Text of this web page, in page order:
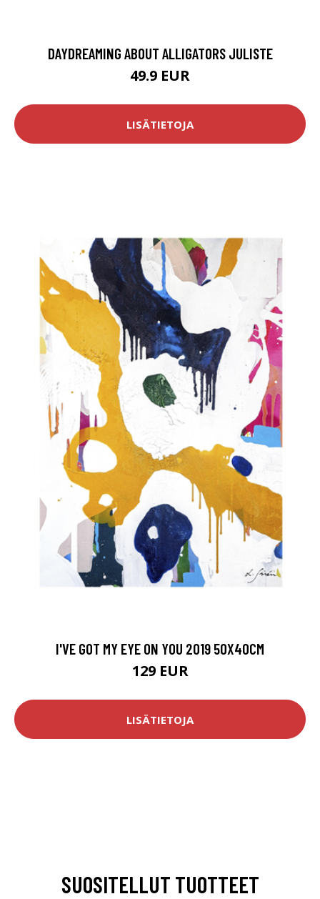
DAYDREAMING ABOUT ALLIGATORS JULISTE
49.9 EUR
LISÄTIETOJA
I'VE GOT MY EYE ON YOU 2019 50X40CM
129 EUR
LISÄTIETOJA
SUOSITELLUT TUOTTEET